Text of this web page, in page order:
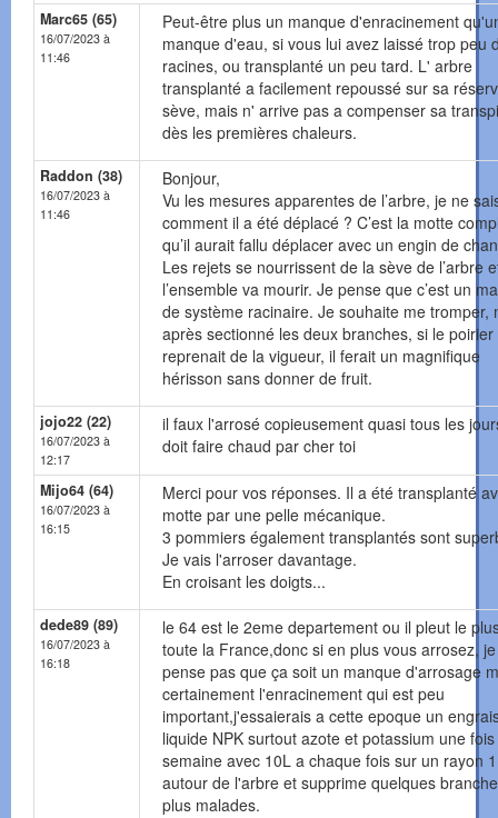
Marc65 (65)
16/07/2023 à
11:46
Peut-être plus un manque d'enracinement
manque d'eau, si vous lui avez laissé trop peu
racines, ou transplanté un peu tard. L' arbre
transplanté a facilement repoussé sur sa
sève, mais n' arrive pas a compenser sa
dès les premières chaleurs.
Raddon (38)
16/07/2023 à
11:46
Bonjour,
Vu les mesures apparentes de l’arbre, je ne
comment il a été déplacé ? C’est la motte
qu’il aurait fallu déplacer avec un engin de
Les rejets se nourrissent de la sève de l’arbre
l’ensemble va mourir. Je pense que c’est un
de système racinaire. Je souhaite me tromper,
après sectionné les deux branches, si le poirier
reprenait de la vigueur, il ferait un magnifique
hérisson sans donner de fruit.
jojo22 (22)
16/07/2023 à
12:17
il faux l'arrosé copieusement quasi tous les
doit faire chaud par cher toi
Mijo64 (64)
16/07/2023 à
16:15
Merci pour vos réponses. Il a été transplanté
motte par une pelle mécanique.
3 pommiers également transplantés sont
Je vais l'arroser davantage.
En croisant les doigts...
dede89 (89)
16/07/2023 à
16:18
le 64 est le 2eme departement ou il pleut le
toute la France,donc si en plus vous arrosez,
pense pas que ça soit un manque d'arrosage
certainement l'enracinement qui est peu
important,j'essaierais a cette epoque un
liquide NPK surtout azote et potassium une
semaine avec 10L a chaque fois sur un rayon
autour de l'arbre et supprime quelques
plus malades.